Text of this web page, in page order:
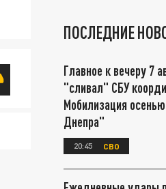
ПОСЛЕДНИЕ
Главное к вечеру 7
"сливал" СБУ
Мобилизация
Днепра"
20:45 СВО